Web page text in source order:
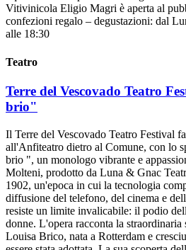
Vitivinicola Eligio Magri è aperta al
confezioni regalo – degustazioni: dal
alle 18:30
Teatro
Terre del Vescovado Teatro
brio"
Il Terre del Vescovado Teatro Festival
all'Anfiteatro dietro al Comune, con lo
brio ", un monologo vibrante e
Molteni, prodotto da Luna & Gnac
1902, un'epoca in cui la tecnologia
diffusione del telefono, del cinema e
resiste un limite invalicabile: il podio
donne. L'opera racconta la
Louisa Brico, nata a Rotterdam e